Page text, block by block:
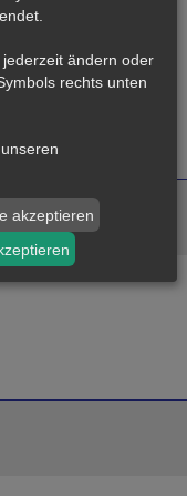
mit dem Mitglied
ändern oder
rechts unten
akzeptieren